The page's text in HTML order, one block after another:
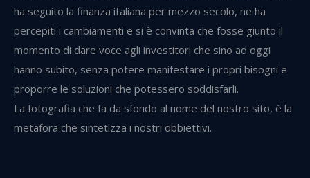
ha seguito la finanza italiana per mezzo secolo, ne ha
percepiti i cambiamenti e si è convinta che fosse giunto il
momento di dare voce agli investitori che sino ad oggi
hanno subito, senza potere manifestare i propri bisogni e
proporre le soluzioni che potessero soddisfarli.
La fotografia che fa da sfondo al nome del nostro sito, è la
metafora che sintetizza i nostri obbiettivi.